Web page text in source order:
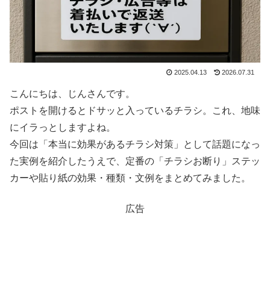
2025.04.13 2026.07.31
こんにちは、じんさんです。
ポストを開けるとドサッと入っているチラシ。これ、地味
にイラっとしますよね。
今回は「本当に効果があるチラシ対策」として話題になっ
た実例を紹介したうえで、定番の「チラシお断り」ステッ
カーや貼り紙の効果・種類・文例をまとめてみました。
広告